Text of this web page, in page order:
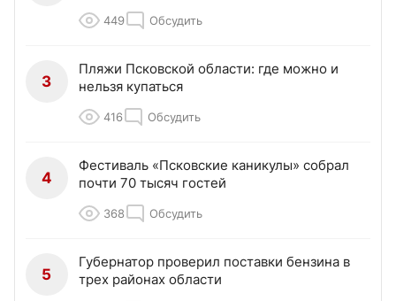
449 Обсудить
3
Пляжи Псковской области: где можно и
нельзя купаться
416 Обсудить
4
Фестиваль «Псковские каникулы» собрал
почти 70 тысяч гостей
368 Обсудить
5
Губернатор проверил поставки бензина в
трех районах области